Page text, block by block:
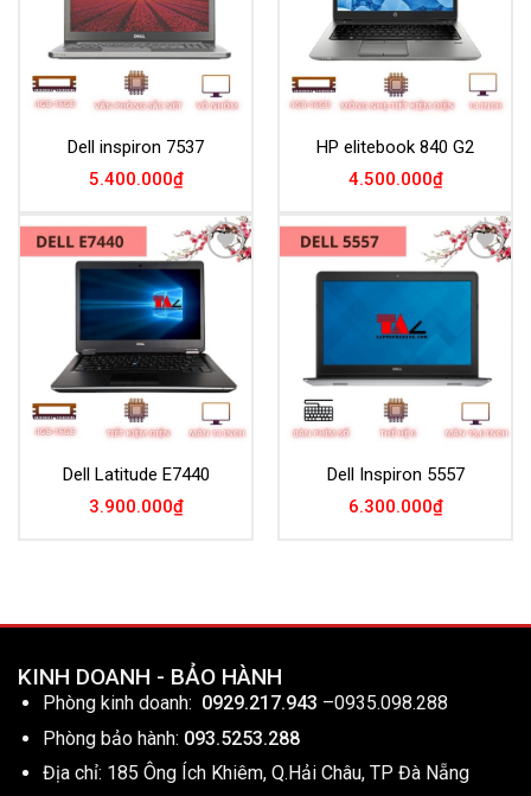
Dell inspiron 7537
5.400.000₫
HP elitebook 840 G2
4.500.000₫
Add to
Wishlist
Dell Latitude E7440
3.900.000₫
Add to
Dell Inspiron 5557
6.300.000₫
KINH DOANH - BẢO HÀNH
Phòng kinh doanh: 0929.217.943 –0935.098.288
Phòng bảo hành: 093.5253.288
Địa chỉ: 185 Ông Ích Khiêm, Q.Hải Châu, TP Đà Nẵng